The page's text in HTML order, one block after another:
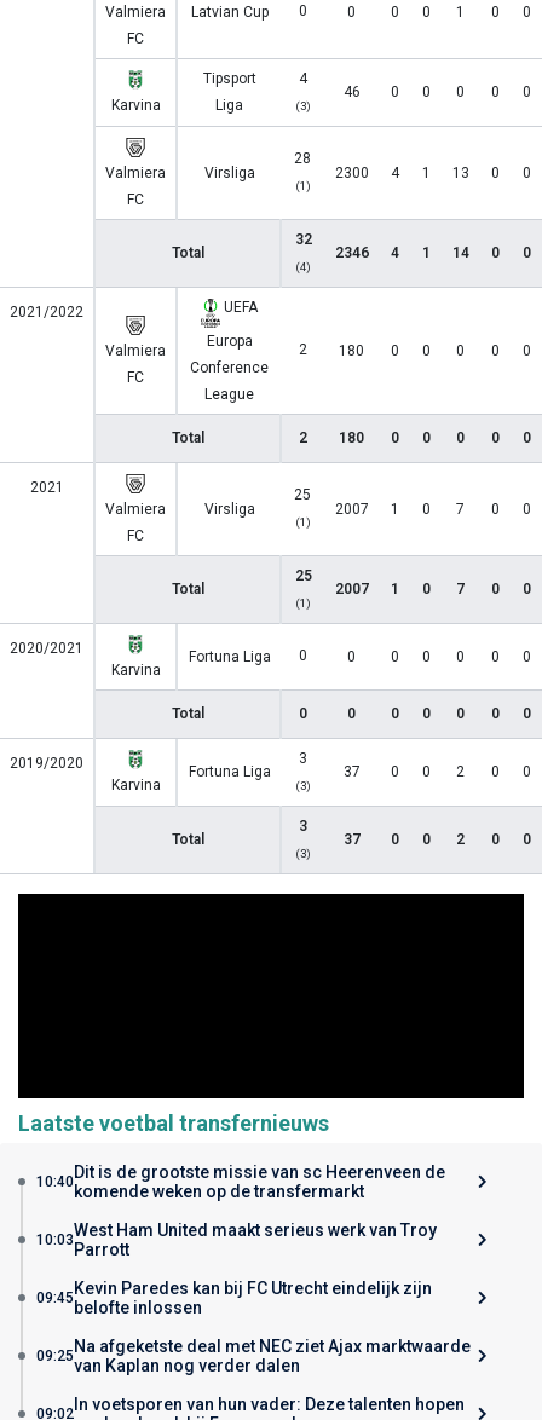
Valmiera
FC
Latvian Cup 0 0 0 0 1 0 0
Karvina
Tipsport
Liga
4
(3)
46 0 0 0 0 0
Valmiera
FC
Virsliga
28
(1)
2300 4 1 13 0 0
Total
32
(4)
2346 4 1 14 0 0
2021/2022
Valmiera
FC
UEFA
Europa
Conference
League
2 180 0 0 0 0 0
Total 2 180 0 0 0 0 0
2021
Valmiera
FC
Virsliga
25
(1)
2007 1 0 7 0 0
Total
25
(1)
2007 1 0 7 0 0
2020/2021
Karvina
Fortuna Liga 0 0 0 0 0 0 0
Total 0 0 0 0 0 0 0
2019/2020
Karvina
Fortuna Liga
3
(3)
37 0 0 2 0 0
Total
3
(3)
37 0 0 2 0 0
Laatste voetbal transfernieuws
10:40Dit is de grootste missie van sc Heerenveen de
komende weken op de transfermarkt
10:03West Ham United maakt serieus werk van Troy
Parrott
09:45 Kevin Paredes kan bij FC Utrecht eindelijk zijn
belofte inlossen
09:25 Na afgeketste deal met NEC ziet Ajax marktwaarde
van Kaplan nog verder dalen
09:02 In voetsporen van hun vader: Deze talenten hopen